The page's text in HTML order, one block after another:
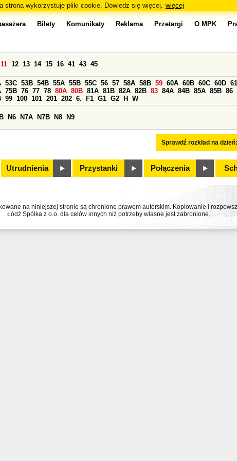
strona wykorzystuje pliki cookie. Dowiedz się więcej. więcej
Bilety Komunikaty Reklama Przetargi O MPK
Sprawdź rozkład na dzień:
11 12 13 14 15 16 41 43 45
53C 53B 54B 55A 55B 55C 56 57 58A 58B 59 60A 60B 60C 60D 61
75B 76 77 78 80A 80B 81A 81B 82A 82B 83 84A 84B 85A 85B 86
99 100 101 201 202 6. F1 G1 G2 H W
N6 N7A N7B N8 N9
Utrudnienia Przystanki Połączenia
na niniejszej stronie są chronione prawem autorskim. Kopiowanie i
Łódź Spółka z o.o. dla celów innych niż potrzeby własne jest zabronione.